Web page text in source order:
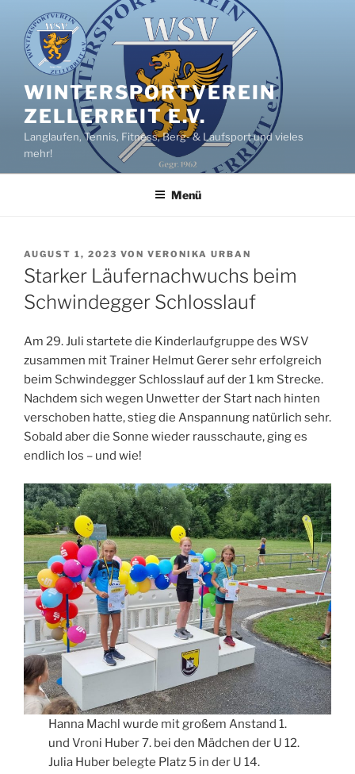
Inhalt
springen
WINTERSPORTVEREIN
ZELLERREIT E.V.
Langlaufen, Tennis, Fitness, Berg- & Laufsport und vieles
mehr!
Menü
VERÖFFENTLICHT
AM
AUGUST 1, 2023 VON VERONIKA URBAN
Starker Läufernachwuchs beim
Schwindegger Schlosslauf
Am 29. Juli startete die Kinderlaufgruppe des WSV
zusammen mit Trainer Helmut Gerer sehr erfolgreich
beim Schwindegger Schlosslauf auf der 1 km Strecke.
Nachdem sich wegen Unwetter der Start nach hinten
verschoben hatte, stieg die Anspannung natürlich sehr.
Sobald aber die Sonne wieder rausschaute, ging es
endlich los – und wie!
Hanna Machl wurde mit großem Anstand 1.
und Vroni Huber 7. bei den Mädchen der U 12.
Julia Huber belegte Platz 5 in der U 14.